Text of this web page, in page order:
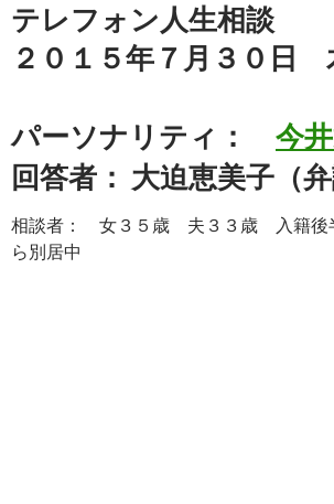
テレフォン人生相談
２０１５年７月３０日
パーソナリティ： 今
回答者： 大迫恵美子（弁
相談者： 女３５歳 夫３３歳 入籍後
ら別居中